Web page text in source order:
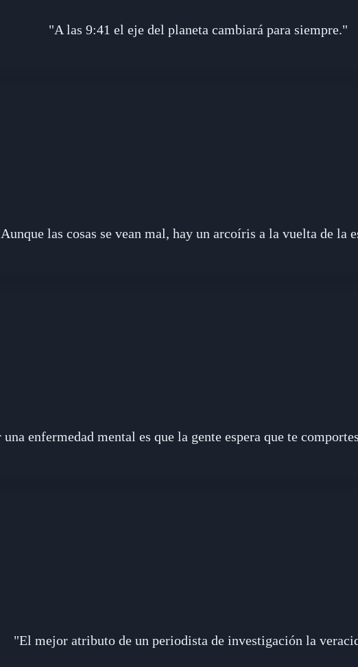
"A las 9:41 el eje del planeta cambiará para siempre."
las cosas se vean mal, hay un arcoíris a la vuelta de la
enfermedad mental es que la gente espera que te
"El mejor atributo de un periodista de investigación la